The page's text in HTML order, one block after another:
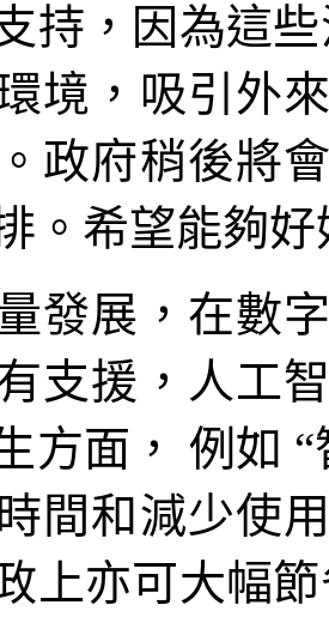
持，因為這
境，吸引外
政府稍後將
。希望能夠
發展，在數
支援，人工
方面， 例如
間和減少使
上亦可大幅